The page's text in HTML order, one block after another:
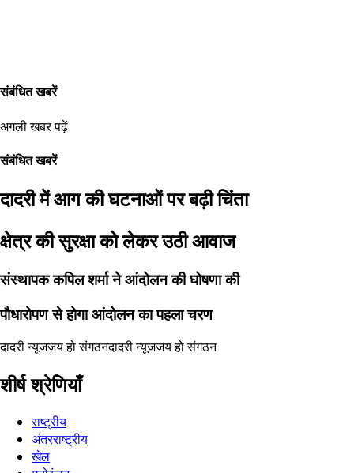
संबंधित खबरें
अगली खबर पढ़ें
संबंधित खबरें
दादरी में आग की घटनाओं पर बढ़ी चिंता
क्षेत्र की सुरक्षा को लेकर उठी आवाज
संस्थापक कपिल शर्मा ने आंदोलन की घोषणा की
पौधारोपण से होगा आंदोलन का पहला चरण
दादरी न्यूजजय हो संगठनदादरी न्यूजजय हो संगठन
शीर्ष श्रेणियाँ
राष्ट्रीय
अंतरराष्ट्रीय
खेल